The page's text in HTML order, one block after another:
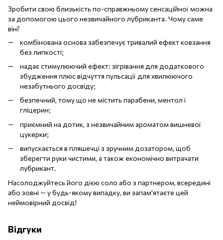
Зробити свою близькість по-справжньому сенсаційної можна
за допомогою цього незвичайного лубриканта. Чому саме
він?
комбінована основа забезпечує тривалий ефект ковзання
без липкості;
надає стимулюючий ефект: зігрівання для додаткового
збудження плюс відчуття пульсації для хвилюючого
незабутнього досвіду;
безпечний, тому що не містить парабени, ментол і
гліцерин;
приємний на дотик, з незвичайним ароматом вишневої
цукерки;
випускається в пляшечці з зручним дозатором, щоб
зберегти руки чистими, а також економічно витрачати
лубрикант.
Насолоджуйтесь його дією соло або з партнером, всередині
або зовні — у будь-якому випадку, ви запам'ятаєте цей
неймовірний досвід!
Відгуки